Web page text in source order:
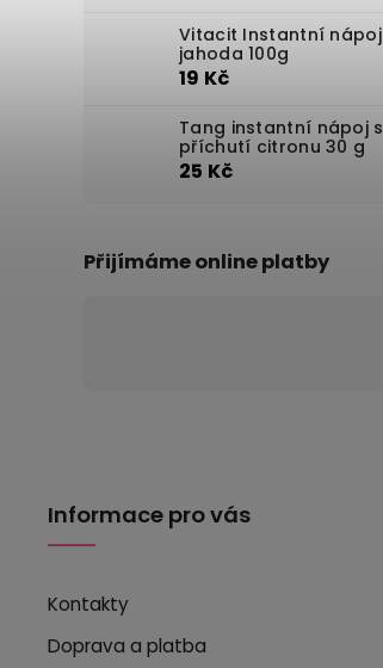
Vitacit Instantní nápoj
jahoda 100g
19 Kč
Tang instantní nápoj s
příchutí citronu 30 g
25 Kč
Přijímáme online platby
Informace pro vás
Kontakty
Doprava a platba